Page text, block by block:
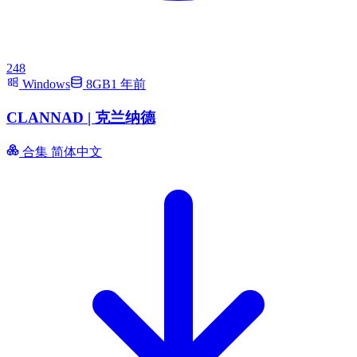
248
Windows
8GB1 年前
CLANNAD | 克兰纳德
合集 简体中文